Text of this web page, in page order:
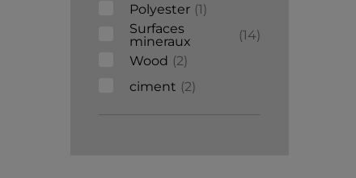
Polyester 1
Surfaces
mineraux
14
Wood
2
ciment
2